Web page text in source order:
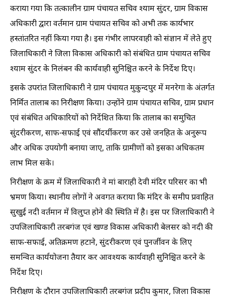
कराया गया कि तत्कालीन ग्राम पंचायत सचिव श्याम सुंदर, ग्राम विकास
अधिकारी द्वारा वर्तमान ग्राम पंचायत सचिव को अभी तक कार्यभार
हस्तांतरित नहीं किया गया है। इस गंभीर लापरवाही को संज्ञान में लेते हुए
जिलाधिकारी ने जिला विकास अधिकारी को संबंधित ग्राम पंचायत सचिव
श्याम सुंदर के निलंबन की कार्यवाही सुनिश्चित करने के निर्देश दिए।
इसके उपरांत जिलाधिकारी ने ग्राम पंचायत मुकुन्दपुर में मनरेगा के अंतर्गत
निर्मित तालाब का निरीक्षण किया। उन्होंने ग्राम पंचायत सचिव, ग्राम प्रधान
एवं संबंधित अधिकारियों को निर्देशित किया कि तालाब का समुचित
सुंदरीकरण, साफ-सफाई एवं सौंदर्यीकरण कर उसे जनहित के अनुरूप
और अधिक उपयोगी बनाया जाए, ताकि ग्रामीणों को इसका अधिकतम
लाभ मिल सके।
निरीक्षण के क्रम में जिलाधिकारी ने मां बाराही देवी मंदिर परिसर का भी
भ्रमण किया। स्थानीय लोगों ने अवगत कराया कि मंदिर के समीप प्रवाहित
सुखुई नदी वर्तमान में विलुप्त होने की स्थिति में है। इस पर जिलाधिकारी ने
उपजिलाधिकारी तरबगंज एवं खण्ड विकास अधिकारी बेलसर को नदी की
साफ-सफाई, अतिक्रमण हटाने, सुंदरीकरण एवं पुनर्जीवन के लिए
समन्वित कार्ययोजना तैयार कर आवश्यक कार्यवाही सुनिश्चित करने के
निर्देश दिए।
निरीक्षण के दौरान उपजिलाधिकारी तरबगंज प्रदीप कुमार, जिला विकास